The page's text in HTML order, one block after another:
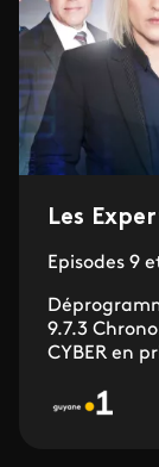
Les
Episodes 9
9.7.3
CYBER en